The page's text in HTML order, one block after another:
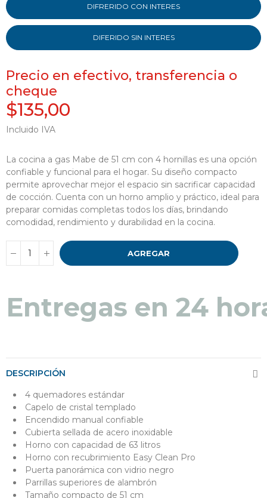
DIFRERIDO CON INTERES
DIFERIDO SIN INTERES
Precio en efectivo, transferencia o
cheque
$135,00
Incluido IVA
La cocina a gas Mabe de 51 cm con 4 hornillas es una opción
confiable y funcional para el hogar. Su diseño compacto
permite aprovechar mejor el espacio sin sacrificar capacidad
de cocción. Cuenta con un horno amplio y práctico, ideal para
preparar comidas completas todos los días, brindando
comodidad, rendimiento y durabilidad en la cocina.
AGREGAR
Entregas en 24
DESCRIPCIÓN
4 quemadores estándar
Capelo de cristal templado
Encendido manual confiable
Cubierta sellada de acero inoxidable
Horno con capacidad de 63 litros
Horno con recubrimiento Easy Clean Pro
Puerta panorámica con vidrio negro
Parrillas superiores de alambrón
Tamaño compacto de 51 cm